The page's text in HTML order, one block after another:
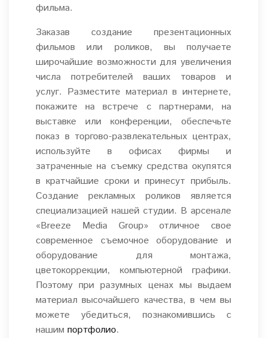
фильма.
Заказав создание презентационных
фильмов или роликов, вы получаете
широчайшие возможности для увеличения
числа потребителей ваших товаров и
услуг. Разместите материал в интернете,
покажите на встрече с партнерами, на
выставке или конференции, обеспечьте
показ в торгово-развлекательных центрах,
используйте в офисах фирмы и
затраченные на съемку средства окупятся
в кратчайшие сроки и принесут прибыль.
Создание рекламных роликов является
специализацией нашей студии. В арсенале
«Breeze Media Group» отличное свое
современное съемочное оборудование и
оборудование для монтажа,
цветокоррекции, компьютерной графики.
Поэтому при разумных ценах мы выдаем
материал высочайшего качества, в чем вы
можете убедиться, познакомившись с
нашим портфолио.